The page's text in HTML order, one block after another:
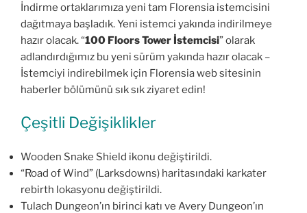
İndirme ortaklarımıza yeni tam Florensia istemcisini
dağıtmaya başladık. Yeni istemci yakında indirilmeye
hazır olacak. “100 Floors Tower İstemcisi” olarak
adlandırdığımız bu yeni sürüm yakında hazır olacak –
İstemciyi indirebilmek için Florensia web sitesinin
haberler bölümünü sık sık ziyaret edin!
Çeşitli Değişiklikler
Wooden Snake Shield ikonu değiştirildi.
“Road of Wind” (Larksdowns) haritasındaki karkater
rebirth lokasyonu değiştirildi.
Tulach Dungeon’ın birinci katı ve Avery Dungeon’ın